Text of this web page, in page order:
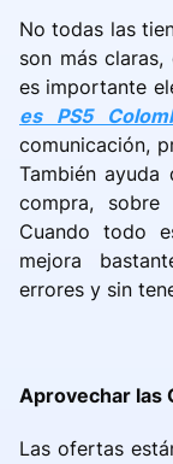
No todas las
son más
es importante
es PS5
comunicación,
También
compra,
Cuando todo
mejora
errores y sin
Aprovechar las
Las ofertas